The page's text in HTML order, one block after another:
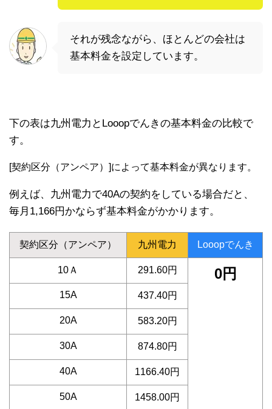
それが残念ながら、ほとんどの会社は
基本料金を設定しています。
下の表は九州電力とLooopでんきの基本料金の比較で
す。
[契約区分（アンペア）]によって基本料金が異なります。
例えば、九州電力で40Aの契約をしている場合だと、
毎月1,166円かならず基本料金がかかります。
契約区分（アンペア） 九州電力 Looopでんき
10Ａ 291.60円 0円
15A 437.40円
20A 583.20円
30A 874.80円
40A 1166.40円
50A 1458.00円